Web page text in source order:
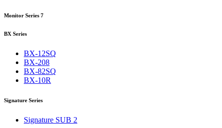
Monitor Series 7
BX Series
BX-12SQ
BX-208
BX-82SQ
BX-10R
Signature Series
Signature SUB 2